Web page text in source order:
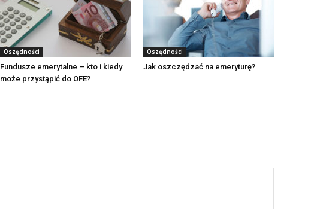
Oszędności
Fundusze emerytalne – kto i kiedy
może przystąpić do OFE?
Oszędności
Jak oszczędzać na emeryturę?